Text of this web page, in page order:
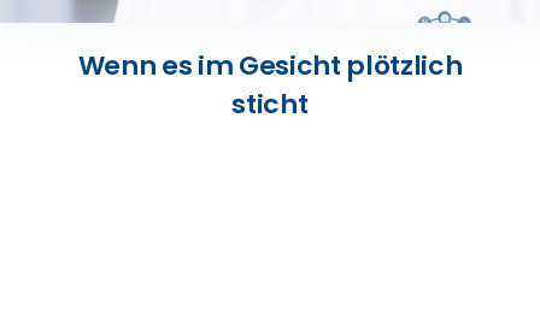
Presse
Wenn es im Gesicht plötzlich
sticht